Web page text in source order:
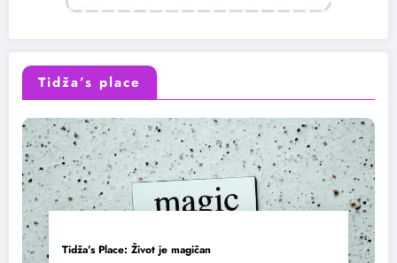
Tidža’s place
Tidža’s Place: Život je magičan